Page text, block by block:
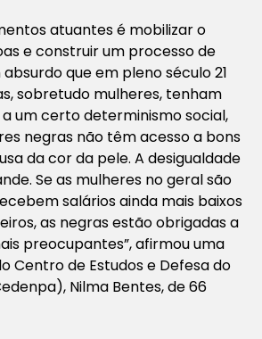
atuantes é mobilizar o
e construir um processo de
absurdo que em pleno século 21
sobretudo mulheres, tenham
um certo determinismo social,
negras não têm acesso a bons
da cor da pele. A desigualdade
Se as mulheres no geral são
salários ainda mais baixos
as negras estão obrigadas a
preocupantes”, afirmou uma
Centro de Estudos e Defesa do
Nilma Bentes, de 66